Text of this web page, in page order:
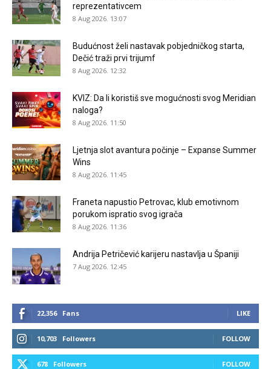
reprezentativcem
8 Aug 2026. 13:07
Budućnost želi nastavak pobjedničkog starta,
Dečić traži prvi trijumf
8 Aug 2026. 12:32
KVIZ: Da li koristiš sve mogućnosti svog Meridian
naloga?
8 Aug 2026. 11:50
Ljetnja slot avantura počinje – Expanse Summer
Wins
8 Aug 2026. 11:45
Franeta napustio Petrovac, klub emotivnom
porukom ispratio svog igrača
8 Aug 2026. 11:36
Andrija Petričević karijeru nastavlja u Španiji
7 Aug 2026. 12:45
22,356 Fans LIKE
10,703 Followers FOLLOW
678 Followers FOLLOW